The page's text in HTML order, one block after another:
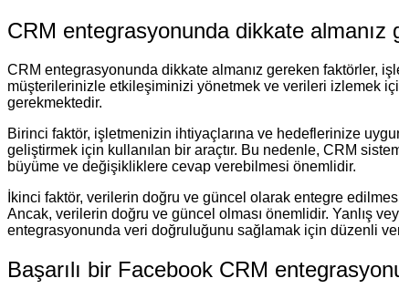
CRM entegrasyonunda dikkate almanız
CRM entegrasyonunda dikkate almanız gereken faktörler,
müşterilerinizle etkileşiminizi yönetmek ve verileri izlemek
gerekmektedir.
Birinci faktör, işletmenizin ihtiyaçlarına ve hedeflerinize
geliştirmek için kullanılan bir araçtır. Bu nedenle, CRM
büyüme ve değişikliklere cevap verebilmesi önemlidir.
İkinci faktör, verilerin doğru ve güncel olarak entegre
Ancak, verilerin doğru ve güncel olması önemlidir. Yanlış
entegrasyonunda veri doğruluğunu sağlamak için düzenli
Başarılı bir Facebook CRM